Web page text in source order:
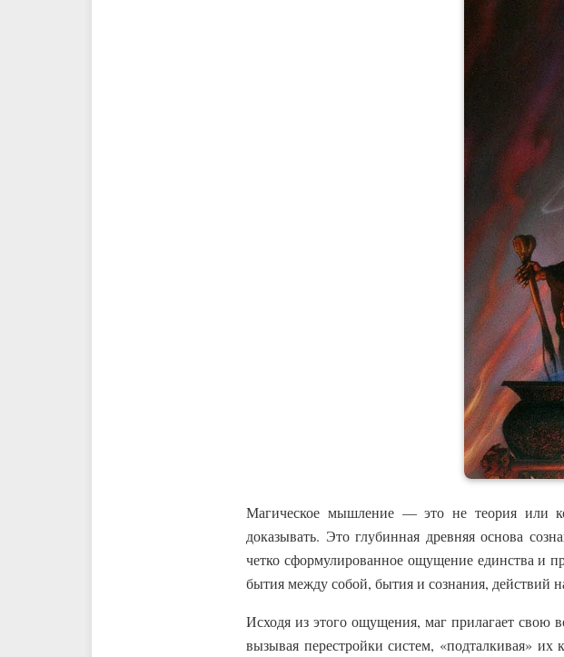
Магическое мышление — это не теория или
доказывать. Это глубинная древняя основа
четко сформулированное ощущение единства и
бытия между собой, бытия и сознания, действий
Исходя из этого ощущения, маг прилагает
вызывая перестройки систем, «подталкивая»